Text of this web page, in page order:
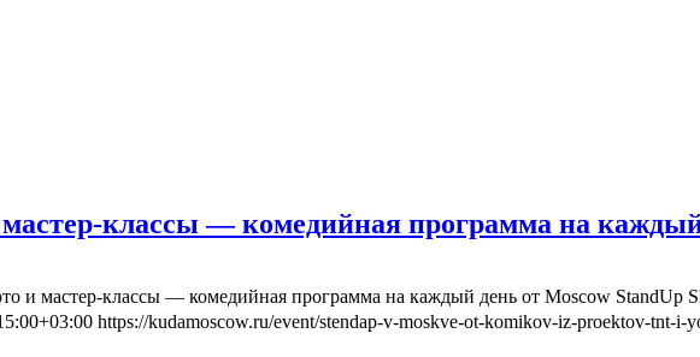
классы — комедийная программа на
и мастер-классы — комедийная программа на каждый день от Moscow StandUp
https://kudamoscow.ru/event/stendap-v-moskve-ot-komikov-iz-proektov-tnt-i-